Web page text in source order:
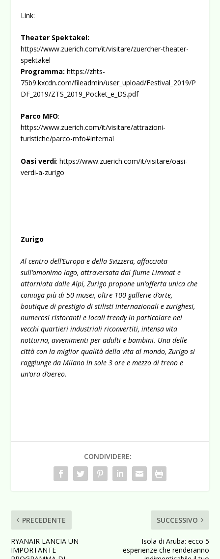
Link:
Theater Spektakel:
https://www.zuerich.com/it/visitare/zuercher-theater-
spektakel
Programma:https://zhts-
75b9.kxcdn.com/fileadmin/user_upload/Festival_2019/P
DF_2019/ZTS_2019_Pocket_e_DS.pdf
Parco MFO:
https://www.zuerich.com/it/visitare/attrazioni-
turistiche/parco-mfo#internal
Oasi verdi:https://www.zuerich.com/it/visitare/oasi-
verdi-a-zurigo
Zurigo
Al centro dell’Europa e della Svizzera, affacciata
sull’omonimo lago, attraversata dal fiume Limmat e
attorniata dalle Alpi, Zurigo propone un’offerta unica che
coniuga più di 50 musei, oltre 100 gallerie d’arte,
boutique di prestigio di stilisti internazionali e zurighesi,
numerosi ristoranti e locali trendy in particolare nei
vecchi quartieri industriali riconvertiti, intensa vita
notturna, avvenimenti per adulti e bambini. Una delle
città con la miglior qualità della vita al mondo, Zurigo si
raggiunge da Milano in sole 3 ore e mezzo di treno e
un’ora d’aereo.
CONDIVIDERE:
PRECEDENTE
RYANAIR LANCIA UN
IMPORTANTE
SUCCESSIVO
Isola di Aruba: ecco 5
esperienze che renderanno